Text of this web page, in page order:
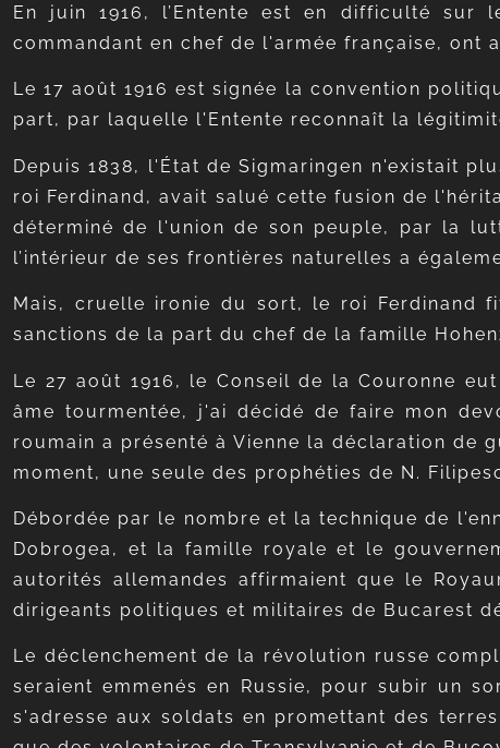
En juin 1916, l’Entente est en difficulté
commandant en chef de l'armée française, ont
Le 17 août 1916 est signée la convention
part, par laquelle l'Entente reconnaît la
Depuis 1838, l'État de Sigmaringen n'existait
roi Ferdinand, avait salué cette fusion de
déterminé de l'union de son peuple, par la
l’intérieur de ses frontières naturelles a
Mais, cruelle ironie du sort, le roi Ferdinand
sanctions de la part du chef de la famille
Le 27 août 1916, le Conseil de la Couronne
âme tourmentée, j'ai décidé de faire mon
roumain a présenté à Vienne la déclaration de
moment, une seule des prophéties de N.
Débordée par le nombre et la technique de
Dobrogea, et la famille royale et le
autorités allemandes affirmaient que le
dirigeants politiques et militaires de Bucarest
Le déclenchement de la révolution russe
seraient emmenés en Russie, pour subir un
s'adresse aux soldats en promettant des